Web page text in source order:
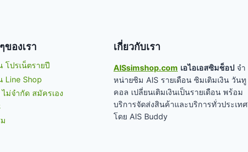
ของเรา
โปรเน็ตรายปี
Line Shop
ไม่จำกัด สมัครเอง
เกี่ยวกับเรา
AISsimshop.com เอไอเอสซิมช็อป จำ
หน่ายซิม AIS รายเดือน ซิมเติมเงิน วันทู
คอล เปลี่ยนเติมเงินเป็นรายเดือน พร้อม
บริการจัดส่งสินค้าและบริการทั่วประเทศ
โดย AIS Buddy